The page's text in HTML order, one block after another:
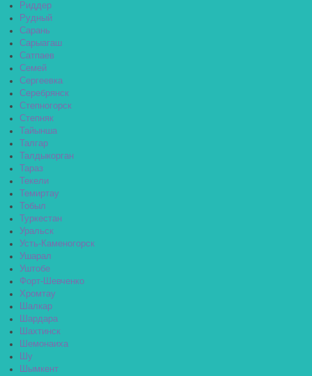
Риддер
Рудный
Сарань
Сарыагаш
Сатпаев
Семей
Сергеевка
Серебрянск
Степногорск
Степняк
Тайынша
Талгар
Талдыкорган
Тараз
Текели
Темиртау
Тобыл
Туркестан
Уральск
Усть-Каменогорск
Ушарал
Уштобе
Форт-Шевченко
Хромтау
Шалкар
Шардара
Шахтинск
Шемонаиха
Шу
Шымкент